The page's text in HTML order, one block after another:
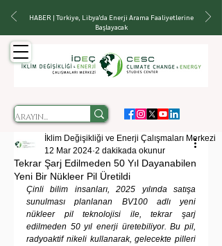
HABER | Türkiye, Libya'da Enerji Arama Faaliyetlerine
Başlayacak
Tekrar Şarj Edilmeden 50 Yıl Dayanabilen
Yeni Bir Nükleer Pil Üretildi
İklim Değişikliği ve Enerji Çalışmaları Merkezi
12 Mar 2024 2 dakikada okunur
Çinli bilim insanları, 2025 yılında satışa
sunulması planlanan BV100 adlı yeni
nükleer pil teknolojisi ile, tekrar şarj
edilmeden 50 yıl enerji üretebiliyor. Bu pil,
radyoaktif nikeli kullanarak, gelecekte pilleri